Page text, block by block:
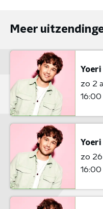
Meer
zo 2
16:00
zo 26
16:00